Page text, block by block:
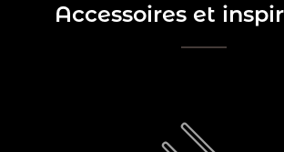
Accessoires et